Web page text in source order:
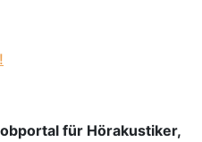
für Hörakustiker,